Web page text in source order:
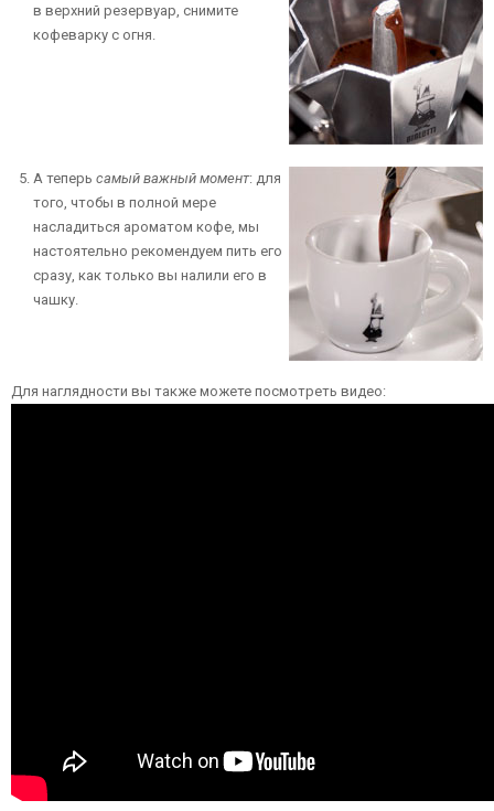
в верхний резервуар, снимите
кофеварку с огня.
А теперь самый важный момент: для
того, чтобы в полной мере
насладиться ароматом кофе, мы
настоятельно рекомендуем пить его
сразу, как только вы налили его в
чашку.
Для наглядности вы также можете посмотреть видео: